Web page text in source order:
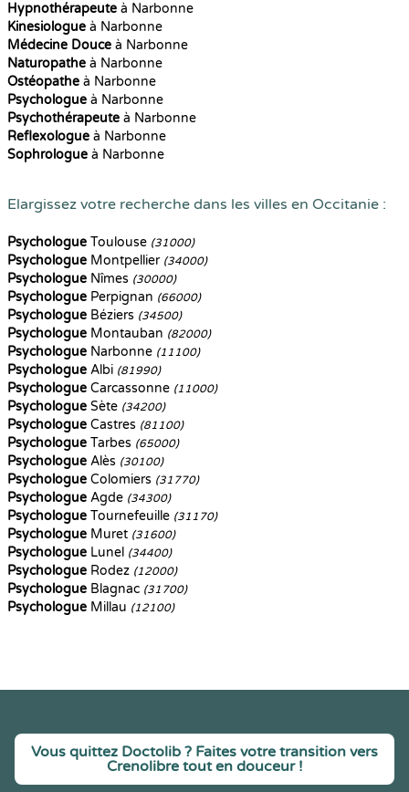
Hypnothérapeute à Narbonne
Kinesiologue à Narbonne
Médecine Douce à Narbonne
Naturopathe à Narbonne
Ostéopathe à Narbonne
Psychologue à Narbonne
Psychothérapeute à Narbonne
Reflexologue à Narbonne
Sophrologue à Narbonne
Elargissez votre recherche dans les villes en Occitanie :
Psychologue Toulouse (31000)
Psychologue Montpellier (34000)
Psychologue Nîmes (30000)
Psychologue Perpignan (66000)
Psychologue Béziers (34500)
Psychologue Montauban (82000)
Psychologue Narbonne (11100)
Psychologue Albi (81990)
Psychologue Carcassonne (11000)
Psychologue Sète (34200)
Psychologue Castres (81100)
Psychologue Tarbes (65000)
Psychologue Alès (30100)
Psychologue Colomiers (31770)
Psychologue Agde (34300)
Psychologue Tournefeuille (31170)
Psychologue Muret (31600)
Psychologue Lunel (34400)
Psychologue Rodez (12000)
Psychologue Blagnac (31700)
Psychologue Millau (12100)
Vous quittez Doctolib ? Faites votre transition vers
Crenolibre tout en douceur !